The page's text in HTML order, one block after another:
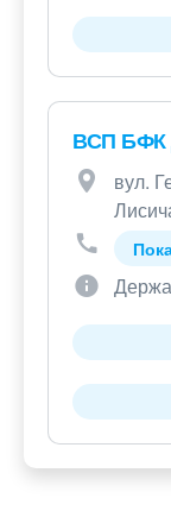
ВСП БФК
вул.